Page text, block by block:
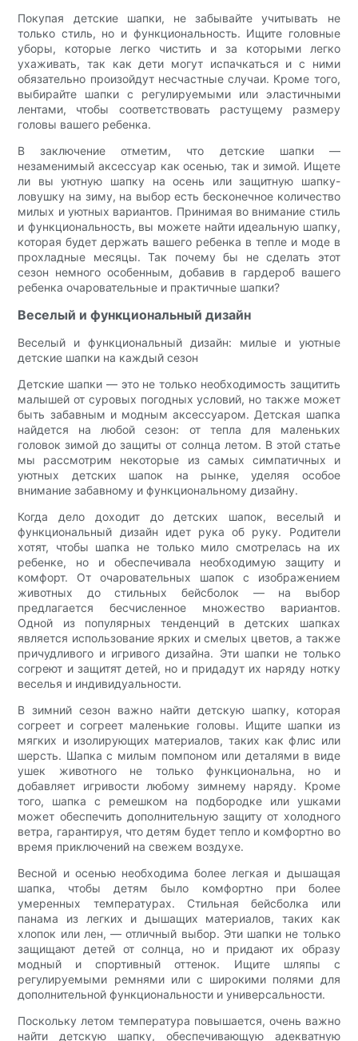
Покупая детские шапки, не забывайте учитывать не
только стиль, но и функциональность. Ищите головные
уборы, которые легко чистить и за которыми легко
ухаживать, так как дети могут испачкаться и с ними
обязательно произойдут несчастные случаи. Кроме того,
выбирайте шапки с регулируемыми или эластичными
лентами, чтобы соответствовать растущему размеру
головы вашего ребенка.
В заключение отметим, что детские шапки —
незаменимый аксессуар как осенью, так и зимой. Ищете
ли вы уютную шапку на осень или защитную шапку-
ловушку на зиму, на выбор есть бесконечное количество
милых и уютных вариантов. Принимая во внимание стиль
и функциональность, вы можете найти идеальную шапку,
которая будет держать вашего ребенка в тепле и моде в
прохладные месяцы. Так почему бы не сделать этот
сезон немного особенным, добавив в гардероб вашего
ребенка очаровательные и практичные шапки?
Веселый и функциональный дизайн
Веселый и функциональный дизайн: милые и уютные
детские шапки на каждый сезон
Детские шапки — это не только необходимость защитить
малышей от суровых погодных условий, но также может
быть забавным и модным аксессуаром. Детская шапка
найдется на любой сезон: от тепла для маленьких
головок зимой до защиты от солнца летом. В этой статье
мы рассмотрим некоторые из самых симпатичных и
уютных детских шапок на рынке, уделяя особое
внимание забавному и функциональному дизайну.
Когда дело доходит до детских шапок, веселый и
функциональный дизайн идет рука об руку. Родители
хотят, чтобы шапка не только мило смотрелась на их
ребенке, но и обеспечивала необходимую защиту и
комфорт. От очаровательных шапок с изображением
животных до стильных бейсболок — на выбор
предлагается бесчисленное множество вариантов.
Одной из популярных тенденций в детских шапках
является использование ярких и смелых цветов, а также
причудливого и игривого дизайна. Эти шапки не только
согреют и защитят детей, но и придадут их наряду нотку
веселья и индивидуальности.
В зимний сезон важно найти детскую шапку, которая
согреет и согреет маленькие головы. Ищите шапки из
мягких и изолирующих материалов, таких как флис или
шерсть. Шапка с милым помпоном или деталями в виде
ушек животного не только функциональна, но и
добавляет игривости любому зимнему наряду. Кроме
того, шапка с ремешком на подбородке или ушками
может обеспечить дополнительную защиту от холодного
ветра, гарантируя, что детям будет тепло и комфортно во
время приключений на свежем воздухе.
Весной и осенью необходима более легкая и дышащая
шапка, чтобы детям было комфортно при более
умеренных температурах. Стильная бейсболка или
панама из легких и дышащих материалов, таких как
хлопок или лен, — отличный выбор. Эти шапки не только
защищают детей от солнца, но и придают их образу
модный и спортивный оттенок. Ищите шляпы с
регулируемыми ремнями или с широкими полями для
дополнительной функциональности и универсальности.
Поскольку летом температура повышается, очень важно
найти детскую шапку, обеспечивающую адекватную